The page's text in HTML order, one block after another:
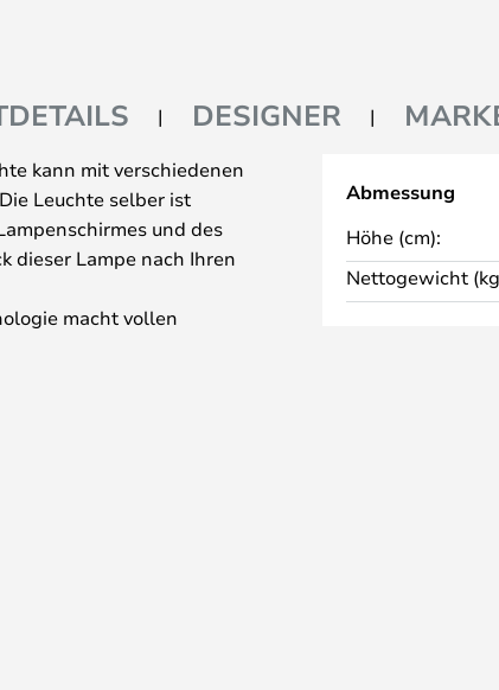
DESIGNER
kann mit verschiedenen
Leuchte selber ist
und des
dieser Lampe nach Ihren
macht vollen
bietet. Die Leuchte hat
mit einem einzigen
hat einen Dimmer, der
Abmessung
Höhe (cm):
Nettogewicht